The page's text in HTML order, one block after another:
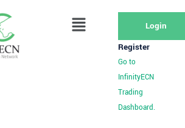
Login
Register
Go to
InfinityECN
Trading
Dashboard.